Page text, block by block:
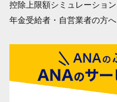
控除上限額シミュレーション
年金受給者・自営業者の方へ